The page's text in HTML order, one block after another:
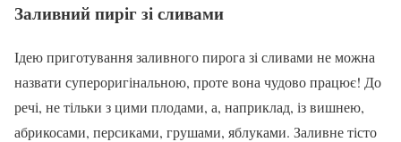
Заливний пиріг зі сливами
Ідею приготування заливного пирога зі сливами не можна
назвати супероригінальною, проте вона чудово працює! До
речі, не тільки з цими плодами, а, наприклад, із вишнею,
абрикосами, персиками, грушами, яблуками. Заливне тісто